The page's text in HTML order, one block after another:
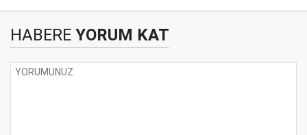
HABERE YORUM KAT